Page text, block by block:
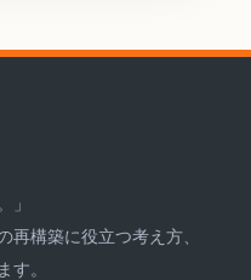
」
構築に役立つ考え方、
す。